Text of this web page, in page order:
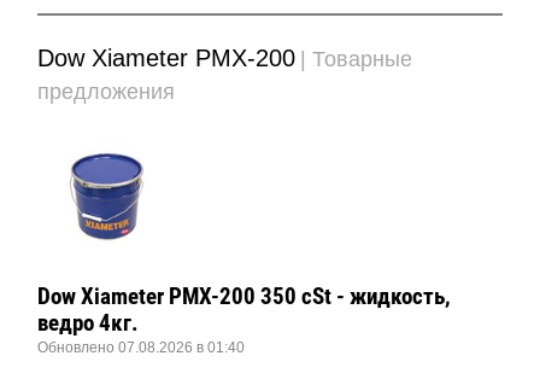
Dow Xiameter PMX-200 | Товарные
предложения
Dow Xiameter PMX-200 350 cSt - жидкость,
ведро 4кг.
Обновлено 07.08.2026 в 01:40